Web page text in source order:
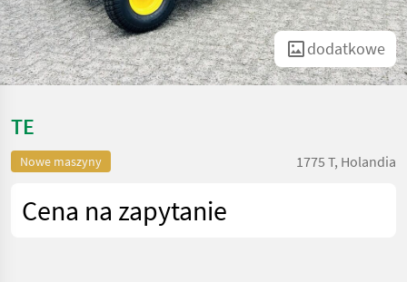
dodatkowe
TE
Nowe maszyny 1775 T, Holandia
Cena na zapytanie